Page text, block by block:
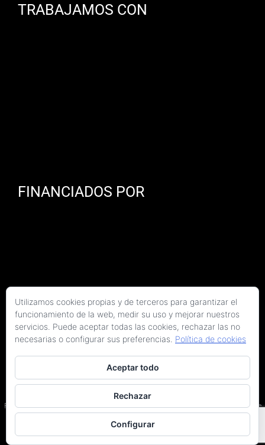
TRABAJAMOS CON
FINANCIADOS POR
Copyright 2026 Kaitek Servicios Tecnicos para la Construcción S.L.P. | Todos los
derechos reservados
Programa Kit Digital cofinanciado por los fondos Next Generation (EU) del Plan de
Recuperación, Transformación y Resiliencia.
Política de privacidad
Utilizamos cookies propias y de terceros para garantizar el
funcionamiento de la web, medir su uso y mejorar nuestros
servicios. Puede aceptar todas las cookies, rechazar las no
necesarias o configurar sus preferencias. Política de cookies
Aceptar todo
Rechazar
Configurar